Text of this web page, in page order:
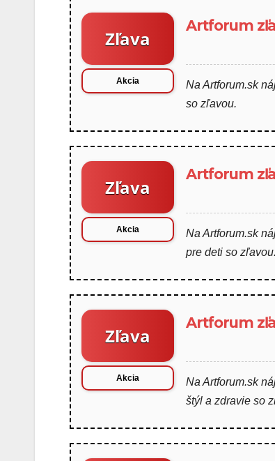
Zľava
Akcia
Artforum
Na Artforum.sk
so zľavou.
Zľava
Akcia
Artforum
Na Artforum.sk
pre deti so zľavou.
Zľava
Akcia
Artforum
Na Artforum.sk
štýl a zdravie so